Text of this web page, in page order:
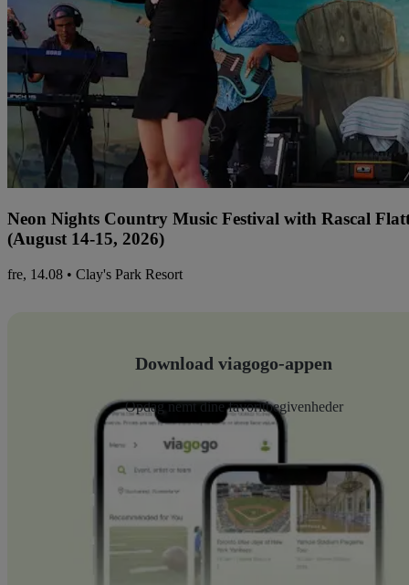
Neon Nights Country Music Festival with Rascal
(August 14-15, 2026)
fre, 14.08 • Clay's Park Resort
Download viagogo-appen
Opdag nemt dine favoritbegivenheder